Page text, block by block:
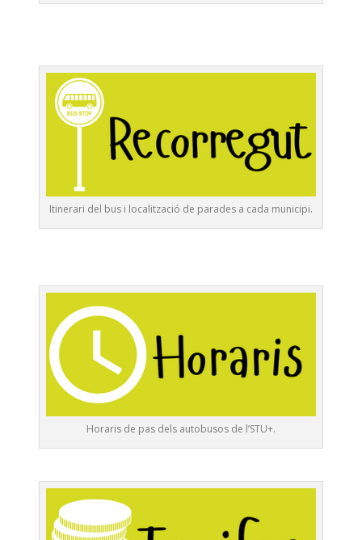
Itinerari del bus i localització de parades a cada municipi.
Horaris de pas dels autobusos de l’STU+.